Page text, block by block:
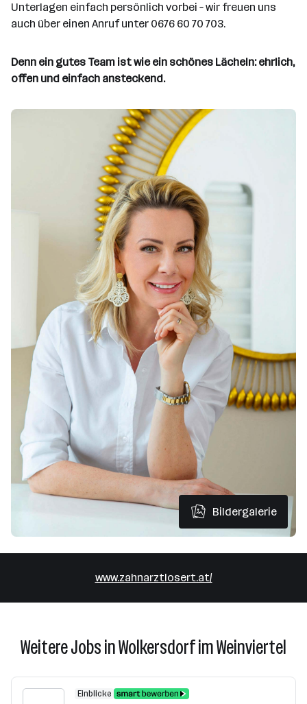
Unterlagen einfach persönlich vorbei – wir freuen uns
auch über einen Anruf unter 0676 60 70 703.
Denn ein gutes Team ist wie ein schönes Lächeln: ehrlich,
offen und einfach ansteckend.
Bildergalerie
www.zahnarztlosert.at/
Weitere Jobs in Wolkersdorf im Weinviertel
Einblicke